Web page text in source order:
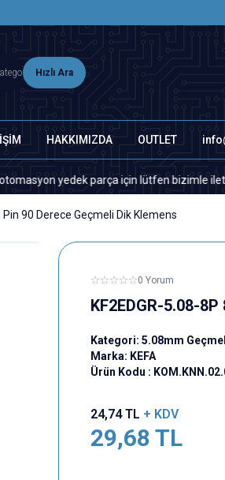
Hızlı Ara
HAKKIMIZDA OUTLET
yedek parça için lütfen bizimle iletişime
Pin 90 Derece Geçmeli Dik Klemens
0 Yorum
KF2EDGR-5.08-
Kategori: 5.08mm
Marka: KEFA
Ürün Kodu :
24,74TL + KDV
29,68 TL